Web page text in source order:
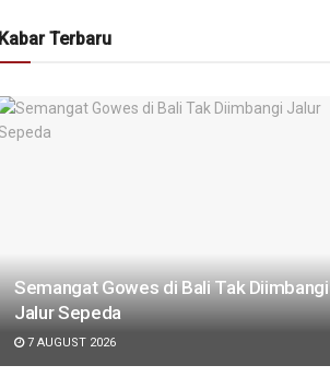
Kabar Terbaru
Semangat Gowes di Bali Tak Diimbangi
Jalur Sepeda
7 AUGUST 2026